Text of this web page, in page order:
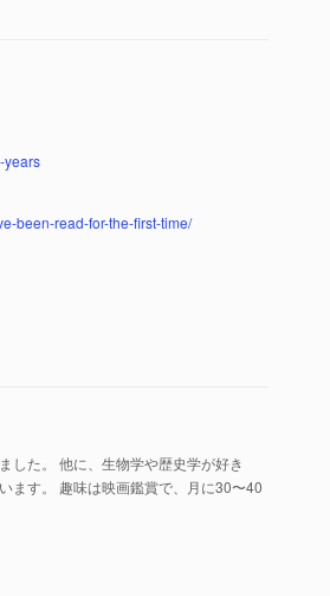
years
been-read-for-the-first-time/
した。 他に、生物学や歴史学が好き
ます。 趣味は映画鑑賞で、月に30〜40